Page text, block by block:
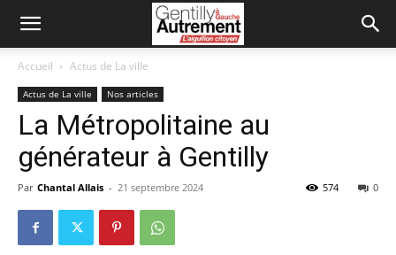
Accueil Actus de La ville
Actus de La ville Nos articles
La Métropolitaine au
générateur à Gentilly
Par Chantal Allais - 21 septembre 2024 0
574